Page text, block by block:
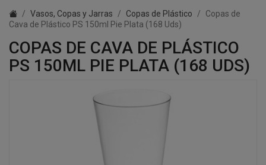
Vasos, Copas y Jarras Copas de Plástico
Copas de
Cava de Plástico PS 150ml Pie Plata (168 Uds)
COPAS DE CAVA DE PLÁSTICO
PS 150ML PIE PLATA (168 UDS)